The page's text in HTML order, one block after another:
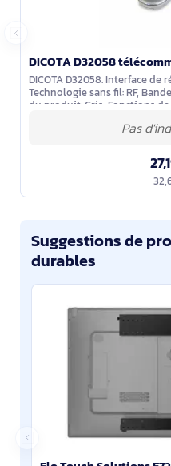
DICOTA D32058
DICOTA D32058. Interface de
Technologie sans fil: RF,
du produit: Gris, Fonctions
Suggestions de
durables